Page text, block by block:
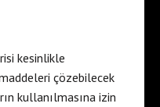
kesinlikle
çözebilecek
kullanılmasına izin